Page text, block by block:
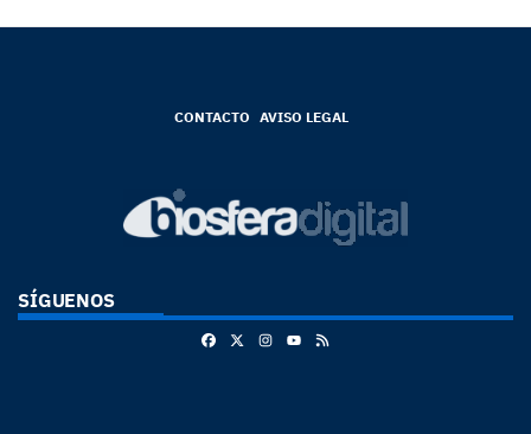
CONTACTO AVISO LEGAL
SÍGUENOS
FacebookInstagram